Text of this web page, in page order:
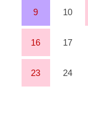
9 10
16 17
23 24